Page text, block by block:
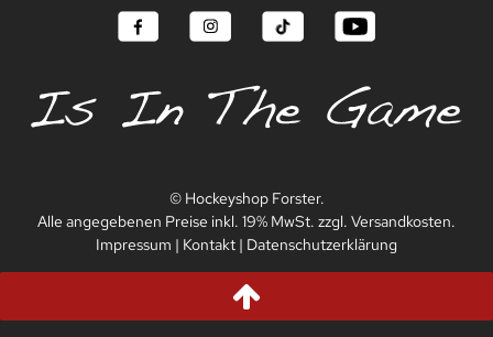
© Hockeyshop Forster.
Alle angegebenen Preise inkl. 19% MwSt. zzgl. Versandkosten.
Impressum | Kontakt | Datenschutzerklärung